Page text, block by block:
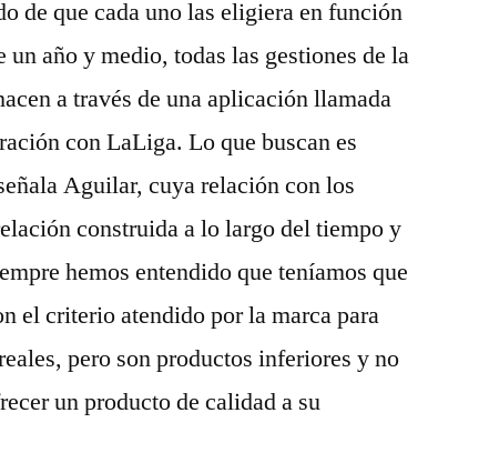
de que cada uno las eligiera en función
un año y medio, todas las gestiones de la
a través de una aplicación llamada
con LaLiga. Lo que buscan es
Aguilar, cuya relación con los
construida a lo largo del tiempo y
hemos entendido que teníamos que
el criterio atendido por la marca para
pero son productos inferiores y no
un producto de calidad a su